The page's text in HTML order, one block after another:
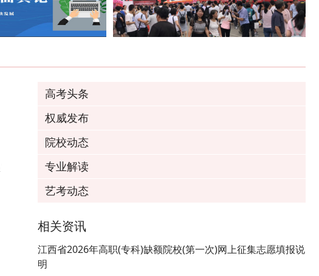
高考头条
权威发布
院校动态
专业解读
艺考动态
相关资讯
江西省2026年高职(专科)缺额院校(第一次)网上征集志愿填报说
明